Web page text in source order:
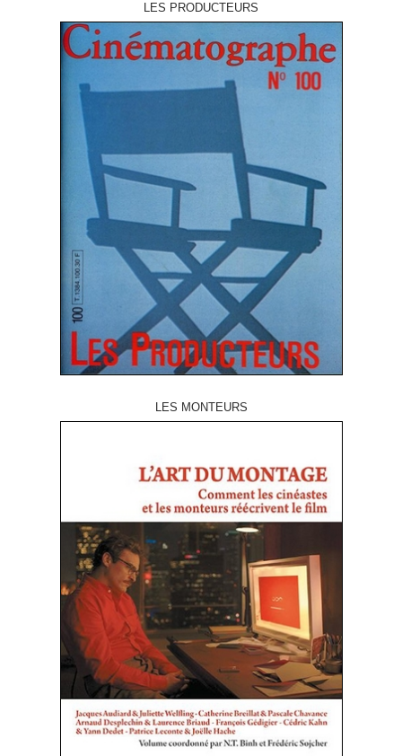
LES PRODUCTEURS
LES MONTEURS